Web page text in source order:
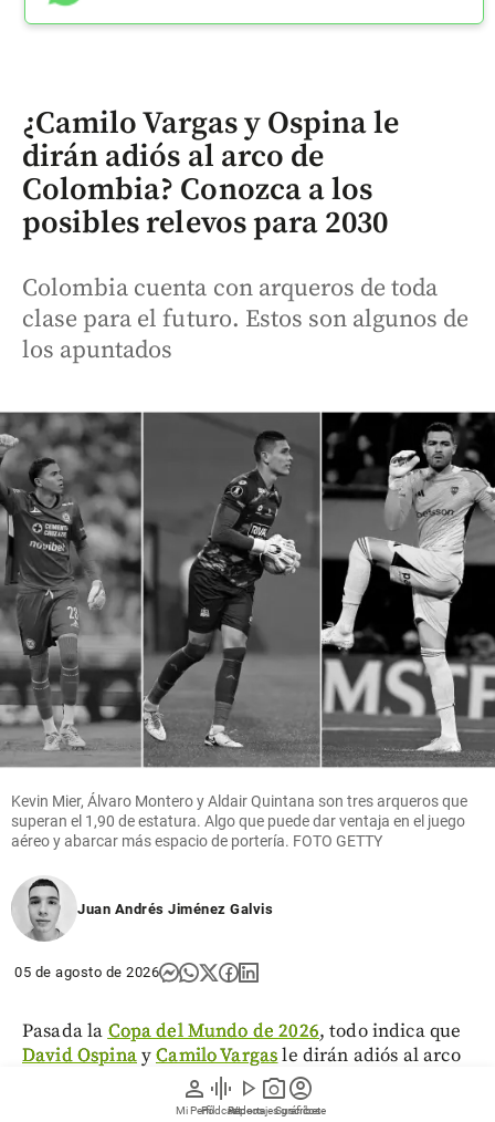
person
Mi Perfil
graphic_eq
Pódcast
play_arrow
Videos
photo_camera
Reportajes gráficos
account_circle
Suscríbete
¿Camilo Vargas y Ospina le
dirán adiós al arco de
Colombia? Conozca a los
posibles relevos para 2030
Colombia cuenta con arqueros de toda
clase para el futuro. Estos son algunos de
los apuntados
Kevin Mier, Álvaro Montero y Aldair Quintana son tres arqueros que
superan el 1,90 de estatura. Algo que puede dar ventaja en el juego
aéreo y abarcar más espacio de portería. FOTO GETTY
Juan Andrés Jiménez Galvis
05 de agosto de 2026
Pasada la Copa del Mundo de 2026, todo indica que
David OspinayCamilo Vargasle dirán adiós al arco
de la Selección Colombia. Durante los últimos 17
años, alguno de los dos defendió a la Tricolor y